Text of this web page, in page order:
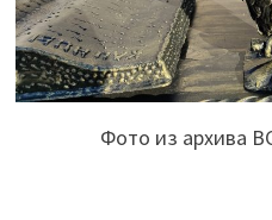
Фото из архива